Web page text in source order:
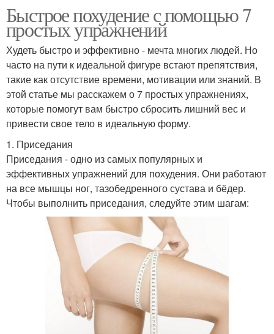
Быстрое похудение с помощью 7
простых упражнений
Худеть быстро и эффективно - мечта многих людей. Но
часто на пути к идеальной фигуре встают препятствия,
такие как отсутствие времени, мотивации или знаний. В
этой статье мы расскажем о 7 простых упражнениях,
которые помогут вам быстро сбросить лишний вес и
привести свое тело в идеальную форму.
1. Приседания
Приседания - одно из самых популярных и
эффективных упражнений для похудения. Они работают
на все мышцы ног, тазобедренного сустава и бёдер.
Чтобы выполнить приседания, следуйте этим шагам: